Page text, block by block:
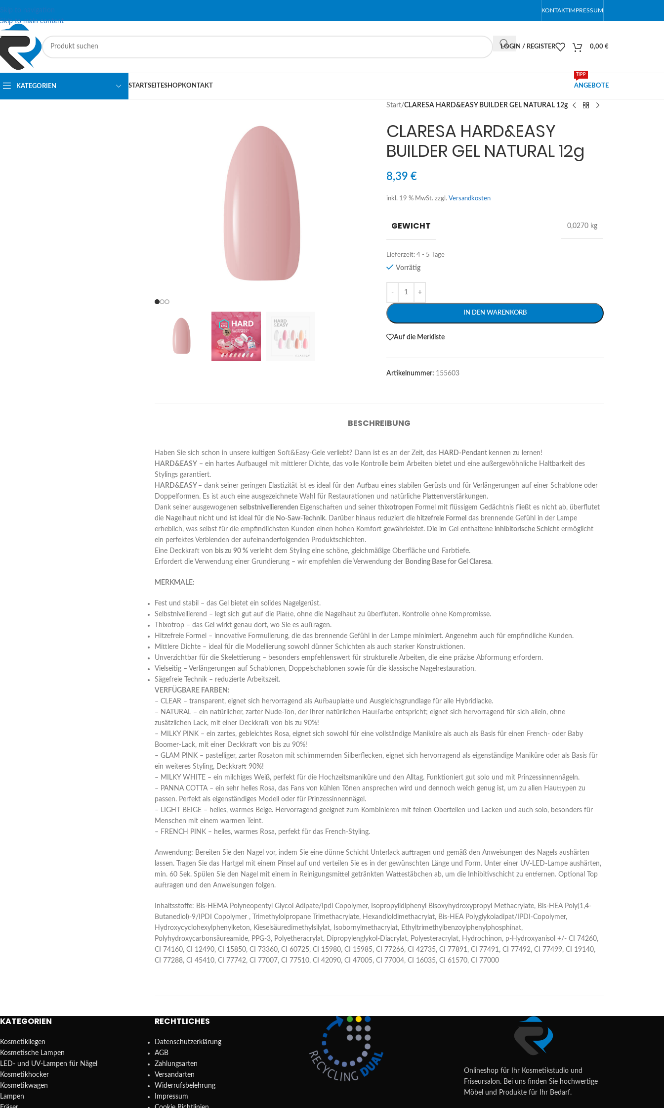
Skip to navigation
Skip to main content
KONTAKTIMPRESSUM
LOGIN / REGISTER 0,00 €
KATEGORIEN STARTSEITESHOPKONTAKT ANGEBOTE
TIPP
Start/CLARESA HARD&EASY BUILDER GEL NATURAL 12g
CLARESA HARD&EASY
BUILDER GEL NATURAL 12g
8,39€
inkl. 19 % MwSt. zzgl.Versandkosten
GEWICHT 0,0270 kg
Lieferzeit:4 - 5 Tage
Vorrätig
IN DEN WARENKORB
Alternative:
Auf die Merkliste
Artikelnummer: 155603
BESCHREIBUNG
Haben Sie sich schon in unsere kultigen Soft&Easy-Gele verliebt? Dann ist es an der Zeit, das HARD-Pendant kennen zu lernen!
HARD&EASY – ein hartes Aufbaugel mit mittlerer Dichte, das volle Kontrolle beim Arbeiten bietet und eine außergewöhnliche Haltbarkeit des
Stylings garantiert.
HARD&EASY – dank seiner geringen Elastizität ist es ideal für den Aufbau eines stabilen Gerüsts und für Verlängerungen auf einer Schablone oder
Doppelformen. Es ist auch eine ausgezeichnete Wahl für Restaurationen und natürliche Plattenverstärkungen.
Dank seiner ausgewogenen selbstnivellierenden Eigenschaften und seiner thixotropen Formel mit flüssigem Gedächtnis fließt es nicht ab, überflutet
die Nagelhaut nicht und ist ideal für dieNo-Saw-Technik. Darüber hinaus reduziert diehitzefreie Formel das brennende Gefühl in der Lampe
erheblich, was selbst für die empfindlichsten Kunden einen hohen Komfort gewährleistet. Dieim Gel enthaltene inhibitorische Schichtermöglicht
ein perfektes Verblenden der aufeinanderfolgenden Produktschichten.
Eine Deckkraft von bis zu 90 %verleiht dem Styling eine schöne, gleichmäßige Oberfläche und Farbtiefe.
Erfordert die Verwendung einer Grundierung – wir empfehlen die Verwendung der Bonding Base for Gel Claresa.
MERKMALE:
Fest und stabil – das Gel bietet ein solides Nagelgerüst.
Selbstnivellierend – legt sich gut auf die Platte, ohne die Nagelhaut zu überfluten. Kontrolle ohne Kompromisse.
Thixotrop – das Gel wirkt genau dort, wo Sie es auftragen.
Hitzefreie Formel – innovative Formulierung, die das brennende Gefühl in der Lampe minimiert. Angenehm auch für empfindliche Kunden.
Mittlere Dichte – ideal für die Modellierung sowohl dünner Schichten als auch starker Konstruktionen.
Unverzichtbar für die Skelettierung – besonders empfehlenswert für strukturelle Arbeiten, die eine präzise Abformung erfordern.
Vielseitig – Verlängerungen auf Schablonen, Doppelschablonen sowie für die klassische Nagelrestauration.
Sägefreie Technik – reduzierte Arbeitszeit.
VERFÜGBARE FARBEN:
– CLEAR – transparent, eignet sich hervorragend als Aufbauplatte und Ausgleichsgrundlage für alle Hybridlacke.
– NATURAL – ein natürlicher, zarter Nude-Ton, der Ihrer natürlichen Hautfarbe entspricht; eignet sich hervorragend für sich allein, ohne
zusätzlichen Lack, mit einer Deckkraft von bis zu 90%!
– MILKY PINK – ein zartes, gebleichtes Rosa, eignet sich sowohl für eine vollständige Maniküre als auch als Basis für einen French- oder Baby
Boomer-Lack, mit einer Deckkraft von bis zu 90%!
– GLAM PINK – pastelliger, zarter Rosaton mit schimmernden Silberflecken, eignet sich hervorragend als eigenständige Maniküre oder als Basis für
ein weiteres Styling, Deckkraft 90%!
– MILKY WHITE – ein milchiges Weiß, perfekt für die Hochzeitsmaniküre und den Alltag. Funktioniert gut solo und mit Prinzessinnennägeln.
– PANNA COTTA – ein sehr helles Rosa, das Fans von kühlen Tönen ansprechen wird und dennoch weich genug ist, um zu allen Hauttypen zu
passen. Perfekt als eigenständiges Modell oder für Prinzessinnennägel.
– LIGHT BEIGE – helles, warmes Beige. Hervorragend geeignet zum Kombinieren mit feinen Oberteilen und Lacken und auch solo, besonders für
Menschen mit einem warmen Teint.
– FRENCH PINK – helles, warmes Rosa, perfekt für das French-Styling.
Anwendung: Bereiten Sie den Nagel vor, indem Sie eine dünne Schicht Unterlack auftragen und gemäß den Anweisungen des Nagels aushärten
lassen. Tragen Sie das Hartgel mit einem Pinsel auf und verteilen Sie es in der gewünschten Länge und Form. Unter einer UV-LED-Lampe aushärten,
min. 60 Sek. Spülen Sie den Nagel mit einem in Reinigungsmittel getränkten Wattestäbchen ab, um die Inhibitivschicht zu entfernen. Optional Top
auftragen und den Anweisungen folgen.
Inhaltsstoffe: Bis-HEMA Polyneopentyl Glycol Adipate/Ipdi Copolymer, Isopropylidiphenyl Bisoxyhydroxypropyl Methacrylate, Bis-HEA Poly(1,4-
Butanediol)-9/IPDI Copolymer , Trimethylolpropane Trimethacrylate, Hexandioldimethacrylat, Bis-HEA Polyglykoladipat/IPDI-Copolymer,
Hydroxycyclohexylphenylketon, Kieselsäuredimethylsilylat, Isobornylmethacrylat, Ethyltrimethylbenzoylphenylphosphinat,
Polyhydroxycarbonsäureamide, PPG-3, Polyetheracrylat, Dipropylenglykol-Diacrylat, Polyesteracrylat, Hydrochinon, p-Hydroxyanisol +/- CI 74260,
CI 74160, CI 12490, CI 15850, CI 73360, CI 60725, CI 15980, CI 15985, CI 77266, CI 42735, CI 77891, CI 77491, CI 77492, CI 77499, CI 19140,
CI 77288, CI 45410, CI 77742, CI 77007, CI 77510, CI 42090, CI 47005, CI 77004, CI 16035, CI 61570, CI 77000
KATEGORIEN
Kosmetikliegen
Kosmetische Lampen
LED- und UV-Lampen für Nägel
Kosmetikhocker
Kosmetikwagen
Lampen
RECHTLICHES
Datenschutzerklärung
AGB
Zahlungsarten
Versandarten
Widerrufsbelehrung
Impressum
Onlineshop für Ihr Kosmetikstudio und
Friseursalon. Bei uns finden Sie hochwertige
Möbel und Produkte für Ihr Bedarf.